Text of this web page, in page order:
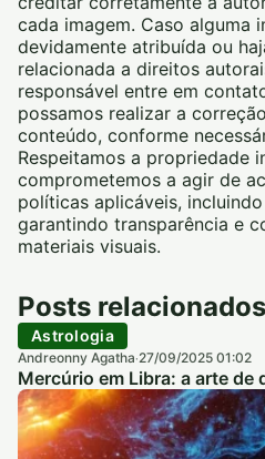
cada imagem. Caso alguma
devidamente atribuída ou
relacionada a direitos
responsável entre em
possamos realizar a
conteúdo, conforme
Respeitamos a propriedade
comprometemos a agir de
políticas aplicáveis,
garantindo transparência e
materiais visuais.
Posts relacionados
Astrologia
Andreonny Agatha·27/09/2025 01:02
Mercúrio em Libra: a arte de